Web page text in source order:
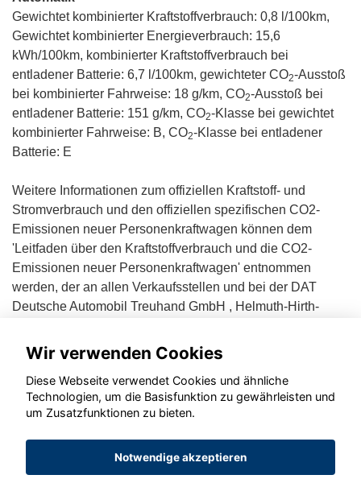
Gewichtet kombinierter Kraftstoffverbrauch: 0,8 l/100km,
Gewichtet kombinierter Energieverbrauch: 15,6
kWh/100km, kombinierter Kraftstoffverbrauch bei
entladener Batterie: 6,7 l/100km, gewichteter CO2-Ausstoß
bei kombinierter Fahrweise: 18 g/km, CO2-Ausstoß bei
entladener Batterie: 151 g/km, CO2-Klasse bei gewichtet
kombinierter Fahrweise: B, CO2-Klasse bei entladener
Batterie: E
Weitere Informationen zum offiziellen Kraftstoff- und
Stromverbrauch und den offiziellen spezifischen CO2-
Emissionen neuer Personenkraftwagen können dem
'Leitfaden über den Kraftstoffverbrauch und die CO2-
Emissionen neuer Personenkraftwagen' entnommen
werden, der an allen Verkaufsstellen und bei der DAT
Deutsche Automobil Treuhand GmbH , Helmuth-Hirth-
© konjunkturmotor.de GmbH 2020 - 2026
Wir verwenden Cookies
Diese Webseite verwendet Cookies und ähnliche
Technologien, um die Basisfunktion zu gewährleisten und
um Zusatzfunktionen zu bieten.
Notwendige akzeptieren